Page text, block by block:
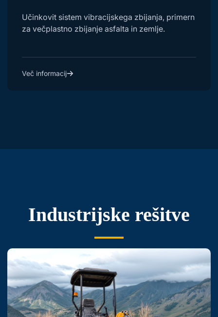
Učinkovit sistem vibracijskega zbijanja, primern
za večplastno zbijanje asfalta in zemlje.
Več informacij
Industrijske rešitve